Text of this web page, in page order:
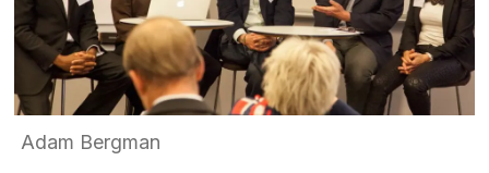
Adam Bergman